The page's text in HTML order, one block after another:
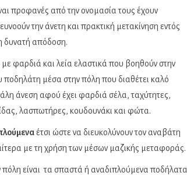
προφανές από την ονομασία τους έχουν
την άνετη και πρακτική μετακίνηση εντός
δυνατή απόδοση.
φαρδιά και λεία ελαστικά που βοηθούν στην
ποδηλάτη μέσα στην πόλη που διαθέτει καλό
άνεση αφού έχει φαρδιά σέλα, ταχύτητες,
λασπωτήρες, κουδουνάκι και φώτα.
έτσι ώστε να διευκολύνουν τον αναβάτη
με τη χρήση των μέσων μαζικής μεταφοράς.
πόλη είναι τα σπαστά ή αναδιπλούμενα ποδήλατα